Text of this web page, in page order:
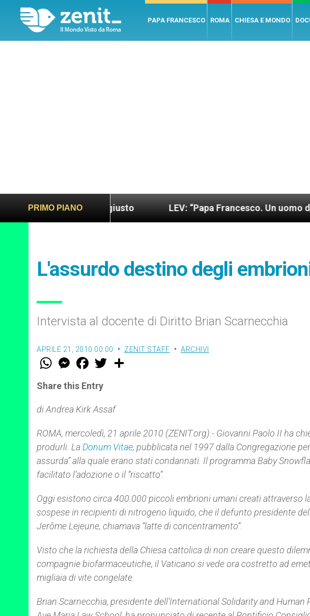
PAPA FRANCESCO ROMA CHIESA E MONDO
PRIMO PIANO
più sano e giusto LEV: “Papa Francesco. Un uomo di parola”,
L'assurdo destino degli
Intervista al docente di Diritto Brian Scarnecchia
APRILE 21, 2010 00:00 ZENIT STAFF ARCHIVI
W
t
s
p
p
M
e
s
e
g
e
F
a
e
b
o
k
w
r
Share this Entry
di Andrea Kirk Assaf
ROMA, mercoledì, 21 aprile 2010 (ZENIT.org).- Giovanni Paolo II ha
produrli. La Donum Vitae, pubblicata nel 1997 dalla Congregazione
assurda” alla quale erano stati condannati. Il programma Baby
facilitato l’adozione o il “riscatto”.
Oggi esistono circa 400.000 piccoli embrioni umani creati attraverso
sospese in recipienti di nitrogeno liquido, che il defunto presidente
Jerôme Lejeune, chiamava “latte di concentramento”.
Visto che la richiesta della Chiesa cattolica di non creare questo
compagnie biofarmaceutiche, il Vaticano si vede ora costretto ad
migliaia di vite congelate.
Brian Scarnecchia, presidente dell’International Solidarity and Human